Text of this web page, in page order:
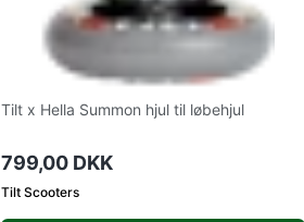
Tilt x Hella Summon hjul til løbehjul
799,00 DKK
Tilt Scooters